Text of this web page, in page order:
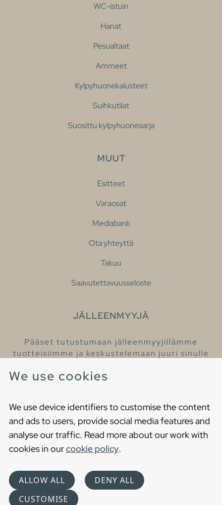
We use cookies
We use device identifiers to customise the content
and ads to users, provide social media features and
analyse our traffic. Read more about our work with
cookies in ourcookie policy.
ALLOW ALL
DENY ALL
CUSTOMISE
WC-istuin
Hanat
Pesualtaat
Ammeet
Kylpyhuonekalusteet
Suihkutilat
Suosittu kylpyhuonesarja
MUUT
Esitteet
Varaosat
Mediabank
Ota yhteyttä
Takuu
Saavutettavuusseloste
JÄLLEENMYYJÄ
Pääset tutustumaan jälleenmyyjillämme
tuotteisiimme ja keskustelemaan juuri sinulle
Cookies
Privacy statement
Choose language